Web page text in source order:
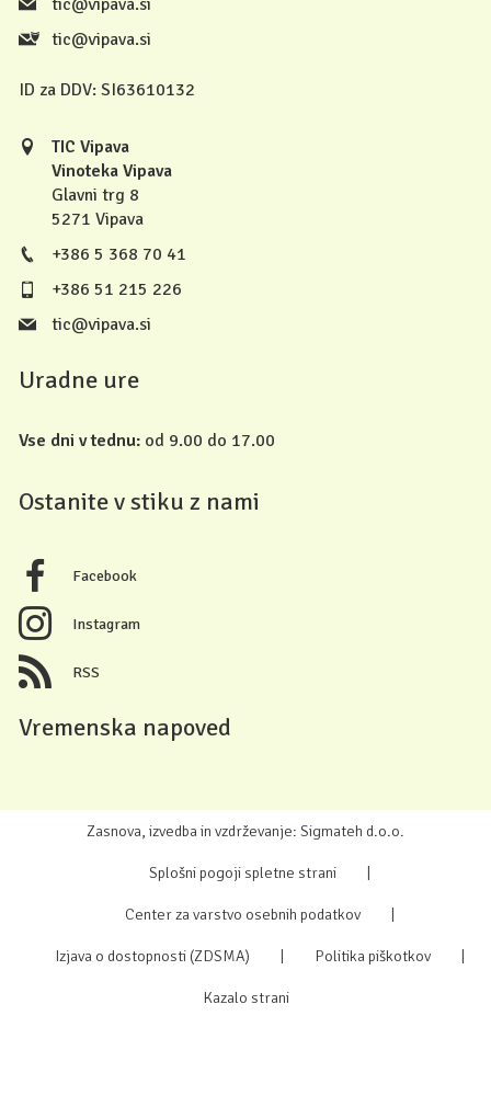
tic@vipava.si
ID za DDV: SI63610132
TIC Vipava
Vinoteka Vipava
Glavni trg 8
5271 Vipava
+386 5 368 70 41
+386 51 215 226
tic@vipava.si
Uradne ure
Vse dni v tednu: od 9.00 do 17.00
Ostanite v stiku z nami
Facebook
Instagram
RSS
Vremenska napoved
Zasnova, izvedba in vzdrževanje: Sigmateh d.o.o.
Splošni pogoji spletne strani |
Center za varstvo osebnih podatkov |
Izjava o dostopnosti (ZDSMA) | Politika piškotkov |
Kazalo strani